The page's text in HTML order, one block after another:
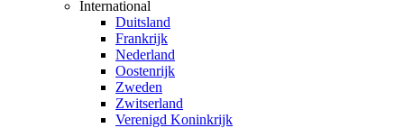
International
Duitsland
Frankrijk
Nederland
Oostenrijk
Zweden
Zwitserland
Verenigd Koninkrijk